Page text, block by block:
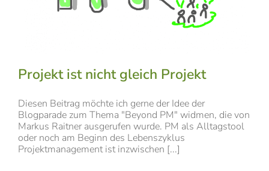
Projekt ist nicht gleich Projekt
Diesen Beitrag möchte ich gerne der Idee der
Blogparade zum Thema "Beyond PM" widmen, die von
Markus Raitner ausgerufen wurde. PM als Alltagstool
oder noch am Beginn des Lebenszyklus
Projektmanagement ist inzwischen [...]